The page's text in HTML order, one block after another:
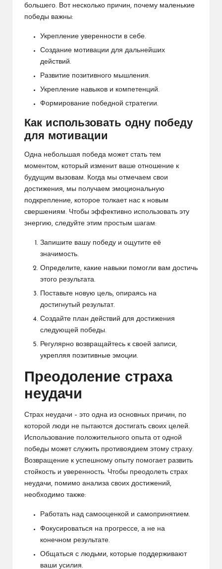
большего. Вот несколько причин, почему маленькие
победы важны:
Укрепление уверенности в себе.
Создание мотивации для дальнейших
действий.
Развитие позитивного мышления.
Укрепление навыков и компетенций.
Формирование победной стратегии.
Как использовать одну победу
для мотивации
Одна небольшая победа может стать тем
моментом, который изменит ваше отношение к
будущим вызовам. Когда мы отмечаем свои
достижения, мы получаем эмоциональную
подкрепление, которое толкает нас к новым
свершениям. Чтобы эффективно использовать эту
энергию, следуйте этим простым шагам:
Запишите вашу победу и ощутите её
значимость.
Определите, какие навыки помогли вам достичь
этого результата.
Поставьте новую цель, опираясь на
достигнутый результат.
Создайте план действий для достижения
следующей победы.
Регулярно возвращайтесь к своей записи,
укрепляя позитивные эмоции.
Преодоление страха
неудачи
Страх неудачи – это одна из основных причин, по
которой люди не пытаются достигать своих целей.
Использование положительного опыта от одной
победы может служить противоядием этому страху.
Возвращение к успешному опыту помогает развить
стойкость и уверенность. Чтобы преодолеть страх
неудачи, помимо анализа своих достижений,
необходимо также:
Работать над самооценкой и самопринятием.
Фокусироваться на прогрессе, а не на
конечном результате.
Общаться с людьми, которые поддерживают
ваши усилия.